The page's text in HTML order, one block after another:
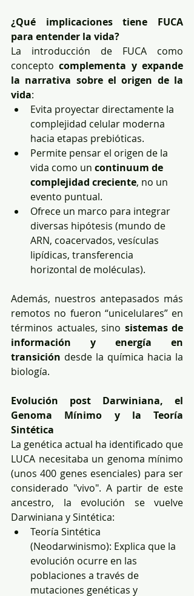
¿Qué implicaciones tiene FUCA
para entender la vida?
La introducción de FUCA como
concepto complementa y expande
la narrativa sobre el origen de la
vida:
Evita proyectar directamente la
complejidad celular moderna
hacia etapas prebióticas.
Permite pensar el origen de la
vida como un continuum de
complejidad creciente, no un
evento puntual.
Ofrece un marco para integrar
diversas hipótesis (mundo de
ARN, coacervados, vesículas
lipídicas, transferencia
horizontal de moléculas).
Además, nuestros antepasados más
remotos no fueron “unicelulares” en
términos actuales, sino sistemas de
información y energía en
transición desde la química hacia la
biología.
Evolución post Darwiniana, el
Genoma Mínimo y la Teoría
Sintética
La genética actual ha identificado que
LUCA necesitaba un genoma mínimo
(unos 400 genes esenciales) para ser
considerado "vivo". A partir de este
ancestro, la evolución se vuelve
Darwiniana y Sintética:
Teoría Sintética
(Neodarwinismo): Explica que la
evolución ocurre en las
poblaciones a través de
mutaciones genéticas y